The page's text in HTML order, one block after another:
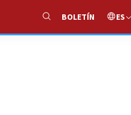
ShowBOLETÍN ES